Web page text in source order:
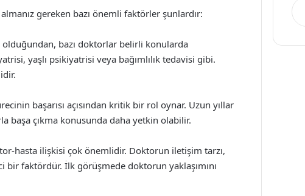
gereken bazı önemli faktörler şunlardır:
bazı doktorlar belirli konularda
yaşlı psikiyatrisi veya bağımlılık tedavisi gibi.
başarısı açısından kritik bir rol oynar. Uzun yıllar
başa çıkma konusunda daha yetkin olabilir.
hasta ilişkisi çok önemlidir. Doktorun iletişim tarzı,
faktördür. İlk görüşmede doktorun yaklaşımını